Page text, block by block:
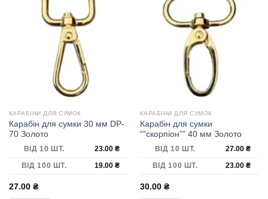
КАРАБІНИ ДЛЯ СУМОК
Карабін для сумки 30 мм DP-
70 Золото
ВІД 10 ШТ. 23.00₴
ВІД 100 ШТ.
19.00₴
27.00 ₴
КАРАБІНИ ДЛЯ СУМОК
Карабін для сумки
“”скорпіон”” 40 мм Золото
ВІД 10 ШТ. 27.00₴
ВІД 100 ШТ.
23.00₴
30.00 ₴